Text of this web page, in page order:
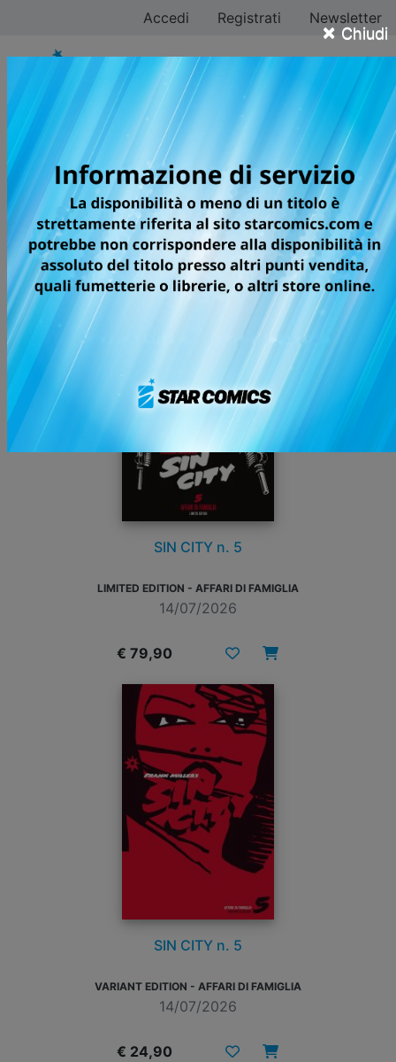
× Chiudi
Accedi Registrati Newsletter
Frank Miller
Tutti i fumetti
SIN CITY n. 5
LIMITED EDITION - AFFARI DI FAMIGLIA
14/07/2026
€ 79,90
SIN CITY n. 5
VARIANT EDITION - AFFARI DI FAMIGLIA
14/07/2026
€ 24,90